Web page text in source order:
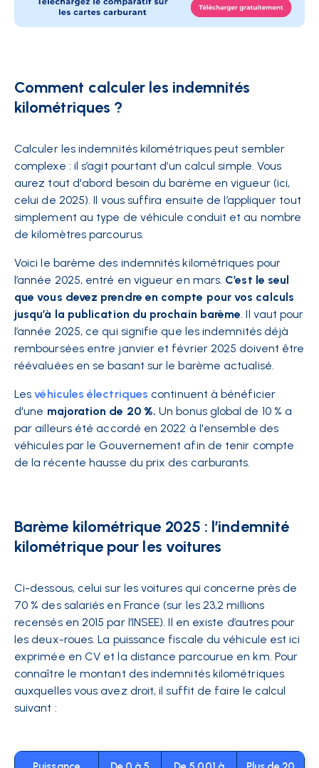
Comment calculer les indemnités
kilométriques ?
Calculer les indemnités kilométriques peut sembler
complexe : il s’agit pourtant d’un calcul simple. Vous
aurez tout d'abord besoin du barème en vigueur (ici,
celui de 2025). Il vous suffira ensuite de l’appliquer tout
simplement au type de véhicule conduit et au nombre
de kilomètres parcourus.
Voici le barème des indemnités kilométriques pour
l’année 2025, entré en vigueur en mars. C’est le seul
que vous devez prendre en compte pour vos calculs
jusqu’à la publication du prochain barème . Il vaut pour
l’année 2025, ce qui signifie que les indemnités déjà
remboursées entre janvier et février 2025 doivent être
réévaluées en se basant sur le barème actualisé.
Les véhicules électriques continuent à bénéficier
d'une majoration de 20 %. Un bonus global de 10 % a
par ailleurs été accordé en 2022 à l'ensemble des
véhicules par le Gouvernement afin de tenir compte
de la récente hausse du prix des carburants.
Barème kilométrique 2025 : l’indemnité
kilométrique pour les voitures
Ci-dessous, celui sur les voitures qui concerne près de
70 % des salariés en France (sur les 23,2 millions
recensés en 2015 par l’INSEE). Il en existe d’autres pour
les deux-roues. La puissance fiscale du véhicule est ici
exprimée en CV et la distance parcourue en km. Pour
connaître le montant des indemnités kilométriques
auxquelles vous avez droit, il suffit de faire le calcul
suivant :